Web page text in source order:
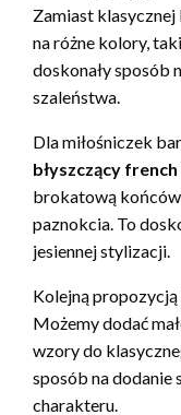
Zamiast
na różne kolory,
doskonały sposób
szaleństwa.
Dla miłośniczek
błyszczący
brokatową
paznokcia. To
jesiennej stylizacji.
Kolejną propozycją
Możemy dodać
wzory do
sposób na dodanie
charakteru.